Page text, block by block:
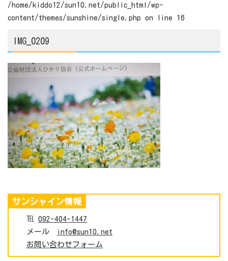
料金表
アクセス
/home/kiddo12/sun10.net/public_html/wp-
content/themes/sunshine/single.php on line 16
IMG_0209
サンシャイン情報
℡ 092-404-1447
メール
info@sun10.net
お問い合わせフォーム